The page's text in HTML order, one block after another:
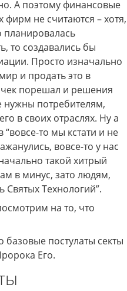
А поэтому финансовые
не считаются – хотя,
планировалась
то создавались бы
Просто изначально
и продать это в
порешал и решения
нужны потребителям,
в своих отраслях. Ну а
то мы кстати и не
вовсе-то у нас
такой хитрый
в минус, зато людям,
Святых Технологий”.
на то, что
постулаты секты
Его.